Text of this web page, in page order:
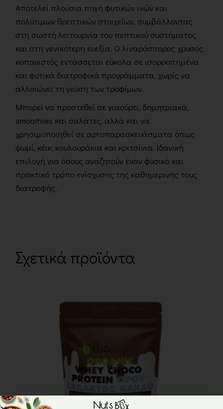
Αποτελεί πλούσια πηγή φυτικών ινών και
πολύτιμων θρεπτικών στοιχείων, συμβάλλοντας
στη σωστή λειτουργία του πεπτικού συστήματος
και στη γενικότερη ευεξία. Ο λιναρόσπορος χρυσός
κοπανιστός εντάσσεται εύκολα σε ισορροπημένα
και φυτικά διατροφικά προγράμματα, χωρίς να
αλλοιώνει τη γεύση των τροφίμων.
Μπορεί να προστεθεί σε γιαούρτι, δημητριακά,
smoothies και σαλάτες, αλλά και να
χρησιμοποιηθεί σε αρτοπαρασκευάσματα όπως
ψωμί, κέικ, κουλουράκια και κριτσίνια. Ιδανική
επιλογή για όσους αναζητούν έναν φυσικό και
πρακτικό τρόπο ενίσχυσης της καθημερινής τους
διατροφής.
Σχετικά προϊόντα